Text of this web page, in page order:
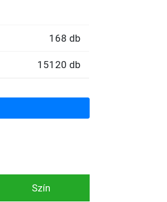
168 db
15120 db
Szín